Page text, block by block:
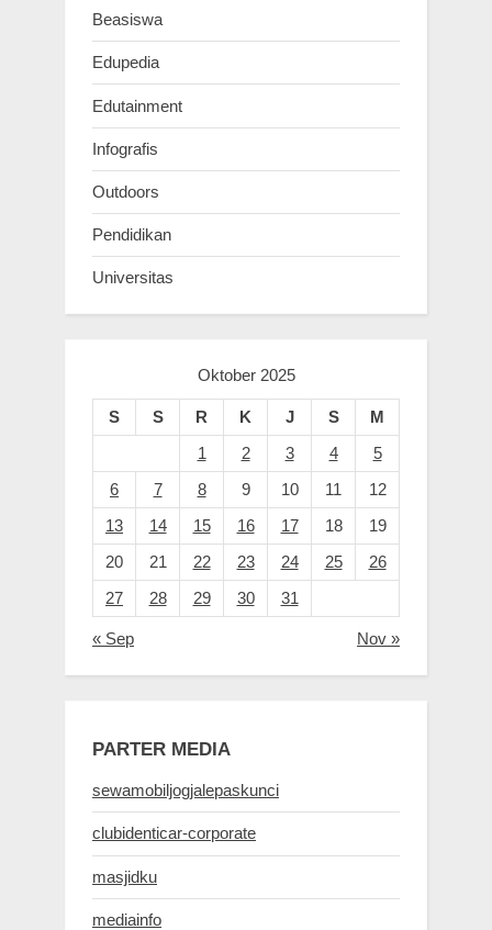
Beasiswa
Edupedia
Edutainment
Infografis
Outdoors
Pendidikan
Universitas
Oktober 2025
S S R K J S
M
1
2 3 4
5
6
7 8 9 10 11
12
13
14 15 16 17 18
19
20
21 22 23 24 25
26
27
28 29 30 31
« Sep Nov »
PARTER MEDIA
sewamobiljogjalepaskunci
clubidenticar-corporate
masjidku
mediainfo